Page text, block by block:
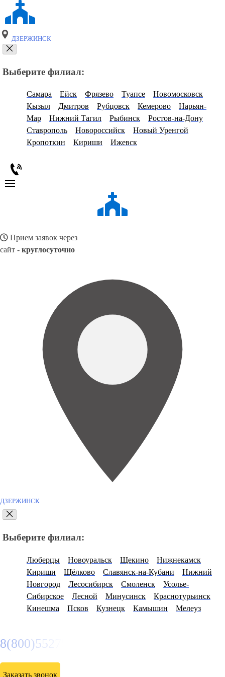
ДЗЕРЖИНСК
Выберите филиал:
Самара Ейск Фрязево Туапсе
Новомосковск
Кызыл
Дмитров Рубцовск Кемерово
Нарьян-
Мар
Нижний Тагил Рыбинск
Ростов-на-Дону
Ставрополь
Новороссийск
Новый Уренгой
Кропоткин
Кириши Ижевск
Прием заявок через
сайт - круглосуточно
ДЗЕРЖИНСК
Выберите филиал:
Люберцы Новоуральск Щекино
Нижнекамск
Кириши
Щёлково Славянск-на-Кубани
Нижний
Новгород
Лесосибирск Смоленск
Усолье-
Сибирское
Лесной Минусинск
Краснотурьинск
Кинешма
Псков Кузнецк Камышин Мелеуз
8(800)5527584
Заказать звонок